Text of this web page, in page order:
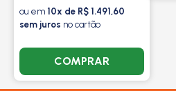
ou em 10x de R$ 1.491,60
sem juros no cartão
COMPRAR